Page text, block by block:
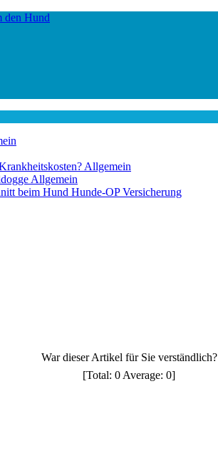
Allgemein
Allgemein
beim Hund Hunde-OP Versicherung
War dieser Artikel für Sie verständlich?
[Total:0 Average:0]